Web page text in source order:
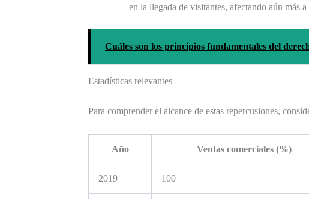
en la llegada de visitantes, afectando aún más
Cuáles son los principios fundamentales del
Estadísticas relevantes
Para comprender el alcance de estas repercusiones,
Año Ventas comerciales (%)
2019 100